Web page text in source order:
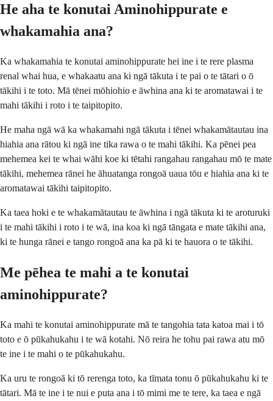
He aha te konutai Aminohippurate e
whakamahia ana?
Ka whakamahia te konutai aminohippurate hei ine i te rere plasma
renal whai hua, e whakaatu ana ki ngā tākuta i te pai o te tātari o ō
tākihi i te toto. Mā tēnei mōhiohio e āwhina ana ki te aromatawai i te
mahi tākihi i roto i te taipitopito.
He maha ngā wā ka whakamahi ngā tākuta i tēnei whakamātautau ina
hiahia ana rātou ki ngā ine tika rawa o te mahi tākihi. Ka pēnei pea
mehemea kei te whai wāhi koe ki tētahi rangahau rangahau mō te mate
tākihi, mehemea rānei he āhuatanga rongoā uaua tōu e hiahia ana ki te
aromatawai tākihi taipitopito.
Ka taea hoki e te whakamātautau te āwhina i ngā tākuta ki te aroturuki
i te mahi tākihi i roto i te wā, ina koa ki ngā tāngata e mate tākihi ana,
ki te hunga rānei e tango rongoā ana ka pā ki te hauora o te tākihi.
Me pēhea te mahi a te konutai
aminohippurate?
Ka mahi te konutai aminohippurate mā te tangohia tata katoa mai i tō
toto e ō pūkahukahu i te wā kotahi. Nō reira he tohu pai rawa atu mō
te ine i te mahi o te pūkahukahu.
Ka uru te rongoā ki tō rerenga toto, ka tīmata tonu ō pūkahukahu ki te
tātari. Mā te ine i te nui e puta ana i tō mimi me te tere, ka taea e ngā